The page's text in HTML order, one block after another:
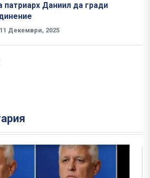
патриарх Даниил да гради
11 Декември, 2025